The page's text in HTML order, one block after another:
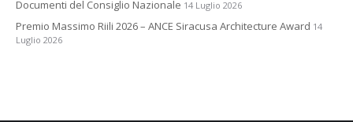
Documenti del Consiglio Nazionale 14 Luglio 2026
Premio Massimo Riili 2026 – ANCE Siracusa Architecture Award 14
Luglio 2026